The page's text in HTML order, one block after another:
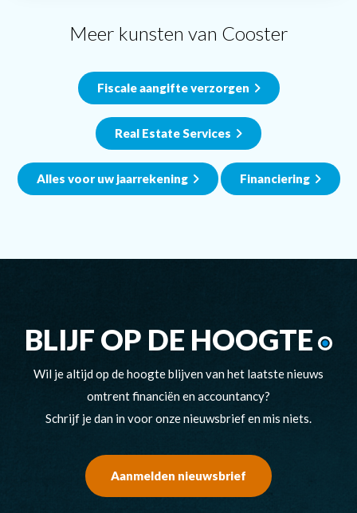
Meer kunsten van Cooster
Fiscale aangifte verzorgen
Real Estate Services
Alles voor uw jaarrekening Financiering
BLIJF OP DE HOOGTE
Wil je altijd op de hoogte blijven van het laatste nieuws
omtrent financiën en accountancy?
Schrijf je dan in voor onze nieuwsbrief en mis niets.
Aanmelden nieuwsbrief